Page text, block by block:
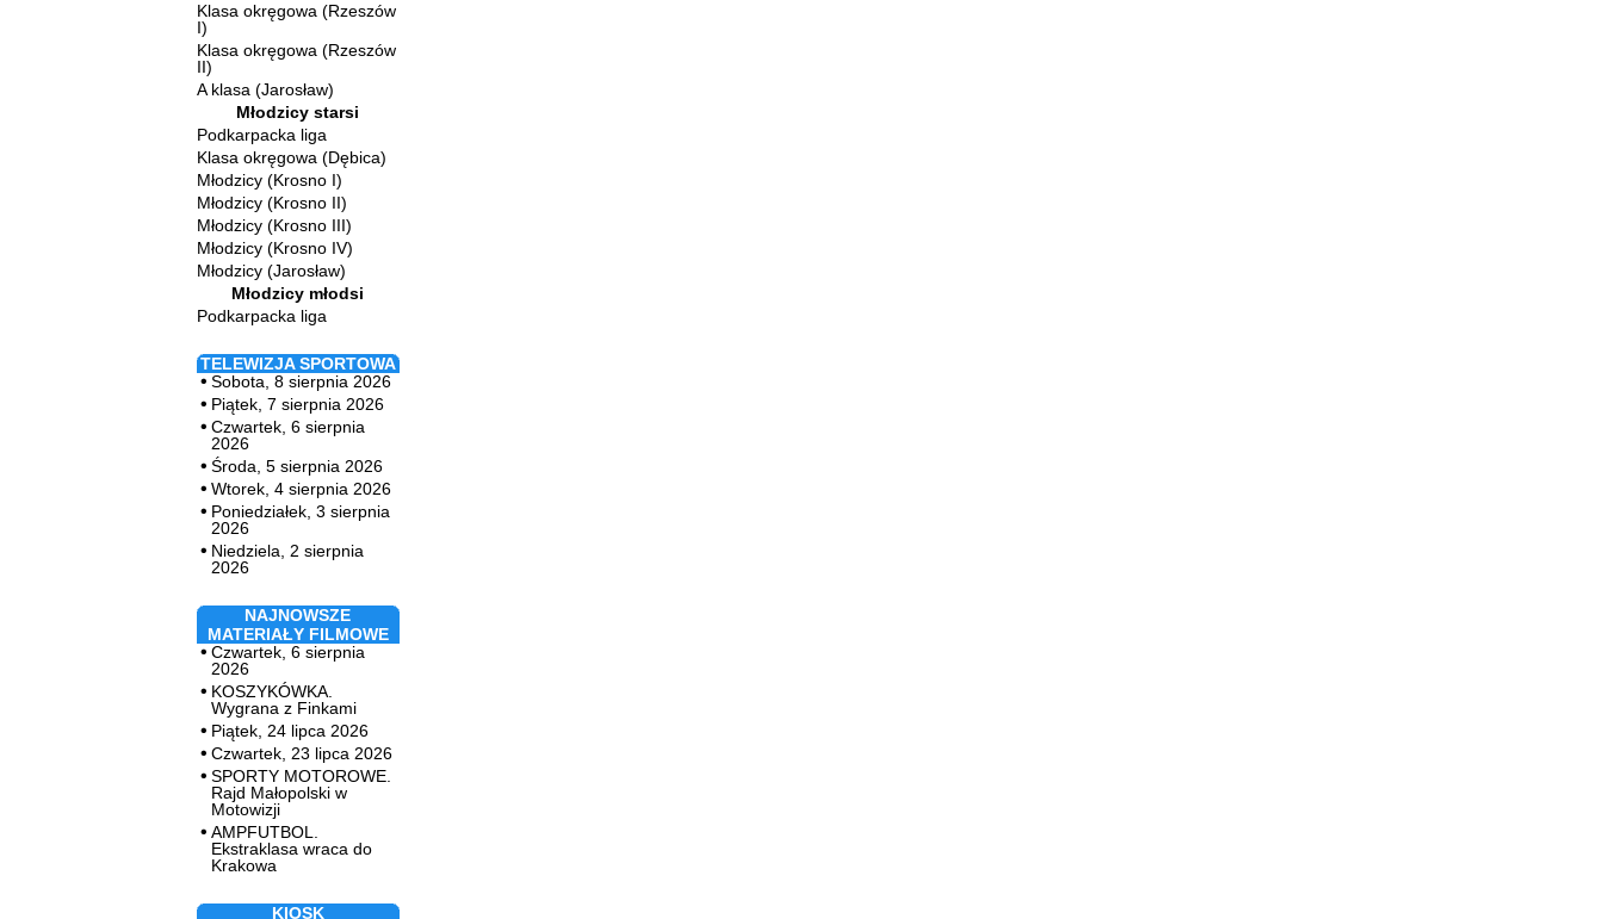
Klasa okręgowa (Rzeszów
I)
Klasa okręgowa (Rzeszów
II)
A klasa (Jarosław)
Młodzicy starsi
Podkarpacka liga
Klasa okręgowa (Dębica)
Młodzicy (Krosno I)
Młodzicy (Krosno II)
Młodzicy (Krosno III)
Młodzicy (Krosno IV)
Młodzicy (Jarosław)
Młodzicy młodsi
Podkarpacka liga
TELEWIZJA SPORTOWA
Sobota, 8 sierpnia 2026
Piątek, 7 sierpnia 2026
Czwartek, 6 sierpnia
2026
Środa, 5 sierpnia 2026
Wtorek, 4 sierpnia 2026
Poniedziałek, 3 sierpnia
2026
Niedziela, 2 sierpnia
2026
NAJNOWSZE
MATERIAŁY FILMOWE
Czwartek, 6 sierpnia
2026
KOSZYKÓWKA.
Wygrana z Finkami
Piątek, 24 lipca 2026
Czwartek, 23 lipca 2026
SPORTY MOTOROWE.
Rajd Małopolski w
Motowizji
AMPFUTBOL.
Ekstraklasa wraca do
Krakowa
KIOSK